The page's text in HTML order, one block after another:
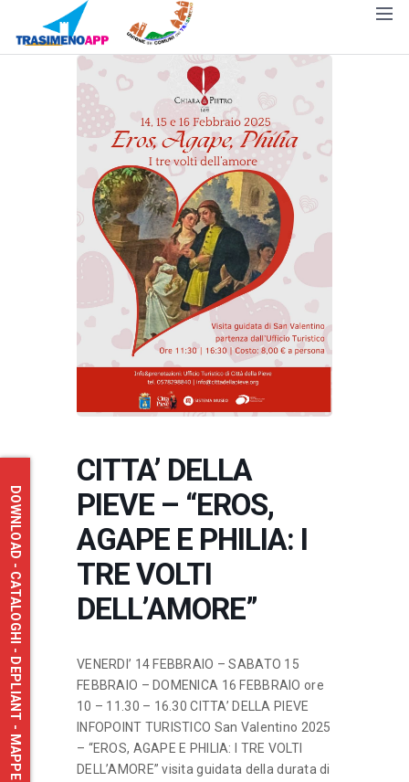
CITTA’ DELLA
PIEVE – “EROS,
AGAPE E PHILIA: I
TRE VOLTI
DELL’AMORE”
VENERDI’ 14 FEBBRAIO – SABATO 15
FEBBRAIO – DOMENICA 16 FEBBRAIO ore
10 – 11.30 – 16.30 CITTA’ DELLA PIEVE
INFOPOINT TURISTICO San Valentino 2025
– “EROS, AGAPE E PHILIA: I TRE VOLTI
DELL’AMORE” visita guidata della durata di
DOWNLOAD - CATALOGHI - DEPLIANT - MAPPE